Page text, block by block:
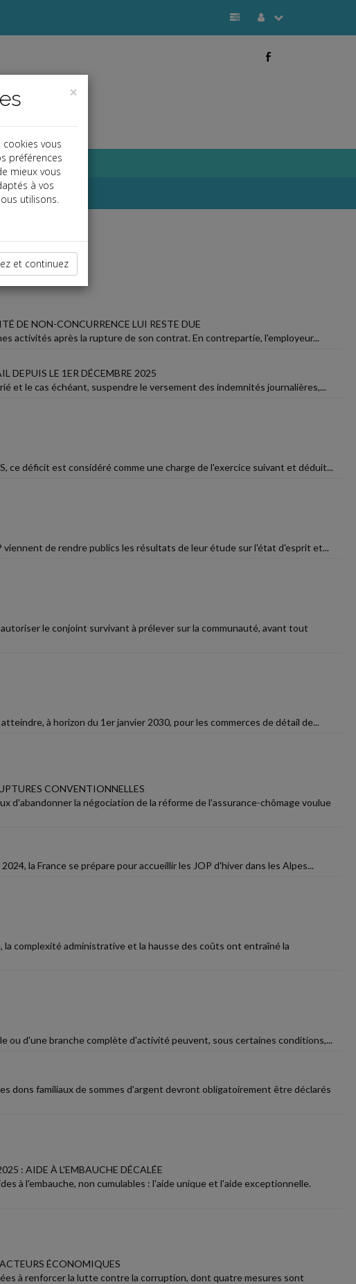
b
DE NON-CONCURRENCE LUI RESTE DUE
activités après la rupture de son contrat. En contrepartie, l'employeur...
DEPUIS LE 1ER DÉCEMBRE 2025
et le cas échéant, suspendre le versement des indemnités journalières,...
ce déficit est considéré comme une charge de l'exercice suivant et déduit...
de rendre publics les résultats de leur étude sur l'état d'esprit et...
le conjoint survivant à prélever sur la communauté, avant tout
à horizon du 1er janvier 2030, pour les commerces de détail de...
CONVENTIONNELLES
d'abandonner la négociation de la réforme de l'assurance-chômage voulue
la France se prépare pour accueillir les JOP d'hiver dans les Alpes...
complexité administrative et la hausse des coûts ont entraîné la
ou d'une branche complète d'activité peuvent, sous certaines conditions,...
dons familiaux de sommes d'argent devront obligatoirement être déclarés
: AIDE À L'EMBAUCHE DÉCALÉE
à l'embauche, non cumulables : l'aide unique et l'aide exceptionnelle.
ÉCONOMIQUES
à renforcer la lutte contre la corruption, dont quatre mesures sont
×
vous
préférences
mieux vous
à vos
utilisons.
et continuez